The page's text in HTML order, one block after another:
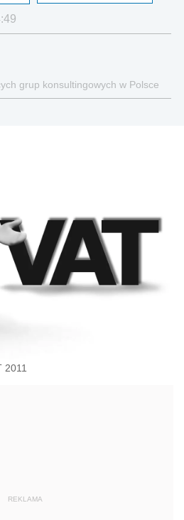
grup konsultingowych w Polsce
2011